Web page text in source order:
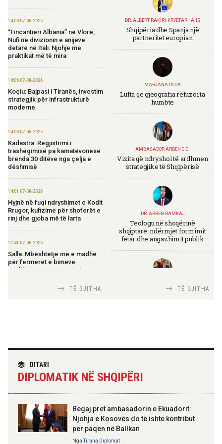
14:08 07-08-2026
“Fincantieri Albania” në Vlorë,
Nufi në divizionin e anijeve
detare në Itali: Njohje me
praktikat më të mira
14:06 07-08-2026
Koçiu: Bajpasi i Tiranës, investim
strategjik për infrastrukturë
moderne
14:03 07-08-2026
Kadastra: Regjistrimi i
trashëgimisë pa kamatëvonesë
brenda 30 ditëve nga çelja e
dëshmisë
14:01 07-08-2026
Hyjnë në fuqi ndryshimet e Kodit
Rrugor, kufizime për shoferët e
rinj dhe gjoba më të larta
12:41 07-08-2026
Salla: Mbështetje më e madhe
për fermerët e bimëve
mjekësore nga programi
Rritet me 127 miliardë lekë
qarkullimi i bizneseve në
gjashtëmujorin e parë 2026
11:44 07-08-2026
Turistët e huaj: Durrësi na
surprizoi me mikpritjen, plazhet
dhe çmimet e favorshme
TË GJITHA
DR. ALBERT RAKIPI, KRYETAR I AIIS
Shqipëria dhe Spanja një
partneritet europian
MARJANA DODA
Lufta që gjeografia refuzoi ta
humbte
AMBASADOR ARBEN CICI
Vizita që ndryshoi të ardhmen
strategjike të Shqipërisë
DR. ARBEN RAMKAJ
Teologu në shoqërinë
shqiptare: ndërmjet formimit
fetar dhe angazhimit publik
TIRANA DIPLOMAT
TIRANA DIPLOMAT
Skënderbeut dhe Ismail
TË GJITHA
DITARI
DIPLOMATIK NË SHQIPËRI
Begaj pret ambasadorin e Ekuadorit:
Njohja e Kosovës do të ishte kontribut
për paqen në Ballkan
Nga Tirana Diplomat